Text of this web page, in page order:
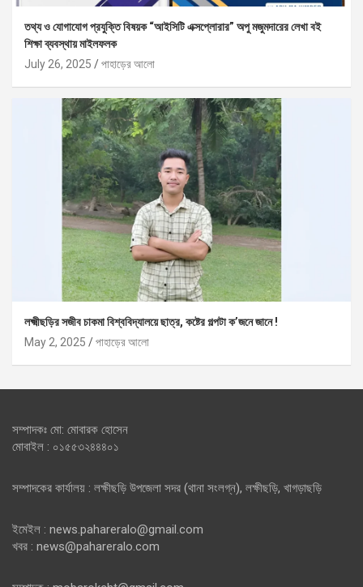
তথ্য ও যোগাযোগ প্রযুক্তি বিষয়ক “আইসিটি এক্সপ্লোরার” অপু মজুমদারের লেখা বই
শিক্ষা ব্যবস্থায় মাইলফলক
July 26, 2025
পাহাড়ের আলো
লক্ষ্মীছড়ির সজীব চাকমা বিশ্ববিদ্যালয়ে ছাত্র, কষ্টের গল্পটা ক’জনে জানে !
May 2, 2025
পাহাড়ের আলো
সম্পাদকঃ মো: মোবারক হোসেন
মোবাইল : ০১৫৫৩২৪৪৪০১
সম্পাদকের কার্যালয় : লক্ষীছড়ি উপজেলা সদর (থানা সংলগ্ন), লক্ষীছড়ি, খাগড়াছড়ি
ইমেইল : news.pahareralo@gmail.com
খবর : news@pahareralo.com